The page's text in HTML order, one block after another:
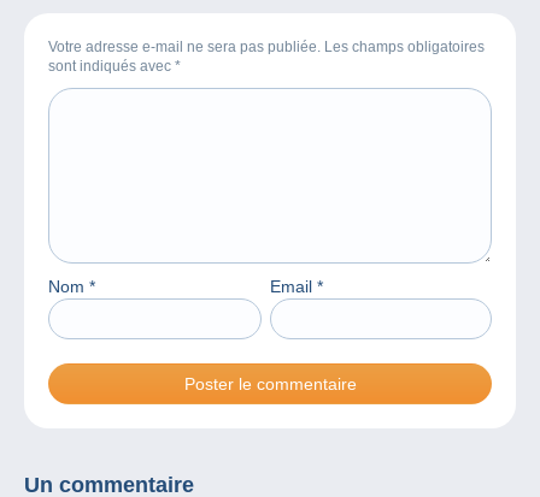
Votre adresse e-mail ne sera pas publiée. Les champs obligatoires
sont indiqués avec *
Nom * Email *
Un commentaire